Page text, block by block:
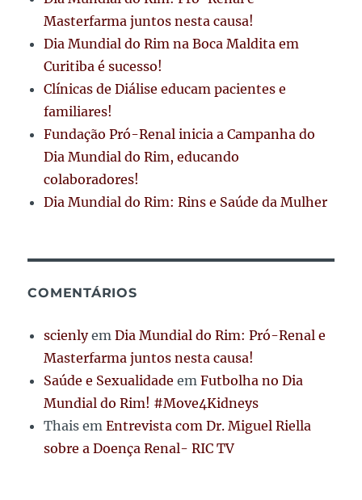
Masterfarma juntos nesta causa!
Dia Mundial do Rim na Boca Maldita em
Curitiba é sucesso!
Clínicas de Diálise educam pacientes e
familiares!
Fundação Pró-Renal inicia a Campanha do
Dia Mundial do Rim, educando
colaboradores!
Dia Mundial do Rim: Rins e Saúde da Mulher
COMENTÁRIOS
scienlyemDia Mundial do Rim: Pró-Renal e
Masterfarma juntos nesta causa!
Saúde e Sexualidade emFutbolha no Dia
Mundial do Rim! #Move4Kidneys
Thais emEntrevista com Dr. Miguel Riella
sobre a Doença Renal- RIC TV